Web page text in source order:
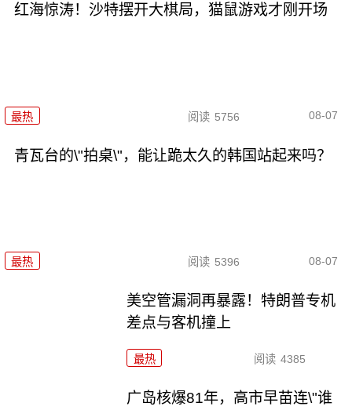
红海惊涛！沙特摆开大棋局，猫鼠游戏才刚开场
最热 阅读 5756 08-07
青瓦台的\"拍桌\"，能让跪太久的韩国站起来吗？
最热 阅读 5396 08-07
美空管漏洞再暴露！特朗普专机
差点与客机撞上
最热 阅读 4385
广岛核爆81年，高市早苗连\"谁